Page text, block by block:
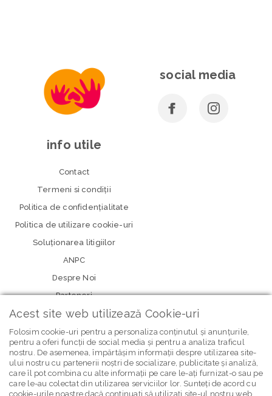
social media
info utile
Contact
Termeni si condiţii
Politica de confidenţialitate
Politica de utilizare cookie-uri
Soluționarea litigiilor
ANPC
Despre Noi
Parteneri
Acest site web utilizează Cookie-uri
Folosim cookie-uri pentru a personaliza conținutul și anunțurile,
pentru a oferi funcții de social media și pentru a analiza traficul
nostru. De asemenea, împărtășim informații despre utilizarea site-
ului nostru cu partenerii noștri de socializare, publicitate și analiză,
care îl pot combina cu alte informații pe care le-ați furnizat-o sau pe
care le-au colectat din utilizarea serviciilor lor. Sunteți de acord cu
cookie-urile noastre dacă continuați să utilizați site-ul nostru web.